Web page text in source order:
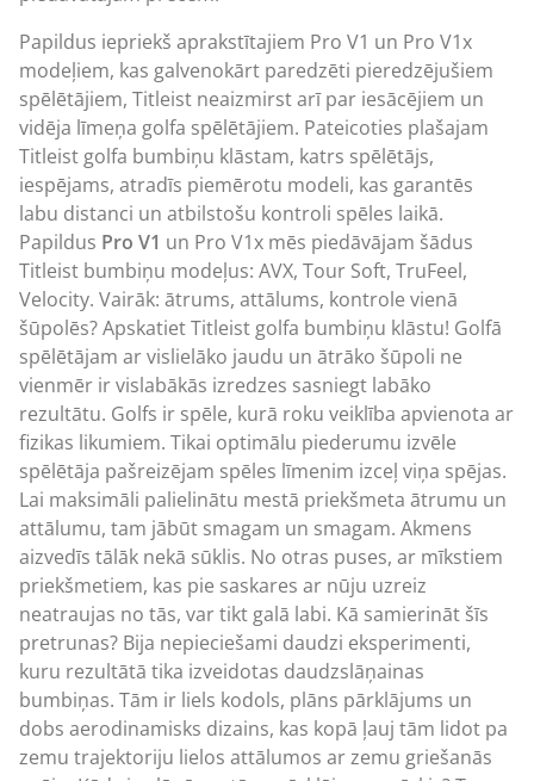
Papildus iepriekš aprakstītajiem Pro V1 un Pro V1x
modeļiem, kas galvenokārt paredzēti pieredzējušiem
spēlētājiem, Titleist neaizmirst arī par iesācējiem un
vidēja līmeņa golfa spēlētājiem. Pateicoties plašajam
Titleist golfa bumbiņu klāstam, katrs spēlētājs,
iespējams, atradīs piemērotu modeli, kas garantēs
labu distanci un atbilstošu kontroli spēles laikā.
Papildus Pro V1 un Pro V1x mēs piedāvājam šādus
Titleist bumbiņu modeļus: AVX, Tour Soft, TruFeel,
Velocity. Vairāk: ātrums, attālums, kontrole vienā
šūpolēs? Apskatiet Titleist golfa bumbiņu klāstu! Golfā
spēlētājam ar vislielāko jaudu un ātrāko šūpoli ne
vienmēr ir vislabākās izredzes sasniegt labāko
rezultātu. Golfs ir spēle, kurā roku veiklība apvienota ar
fizikas likumiem. Tikai optimālu piederumu izvēle
spēlētāja pašreizējam spēles līmenim izceļ viņa spējas.
Lai maksimāli palielinātu mestā priekšmeta ātrumu un
attālumu, tam jābūt smagam un smagam. Akmens
aizvedīs tālāk nekā sūklis. No otras puses, ar mīkstiem
priekšmetiem, kas pie saskares ar nūju uzreiz
neatraujas no tās, var tikt galā labi. Kā samierināt šīs
pretrunas? Bija nepieciešami daudzi eksperimenti,
kuru rezultātā tika izveidotas daudzslāņainas
bumbiņas. Tām ir liels kodols, plāns pārklājums un
dobs aerodinamisks dizains, kas kopā ļauj tām lidot pa
zemu trajektoriju lielos attālumos ar zemu griešanās